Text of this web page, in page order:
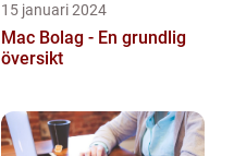
15 januari 2024
Mac Bolag - En grundlig
översikt